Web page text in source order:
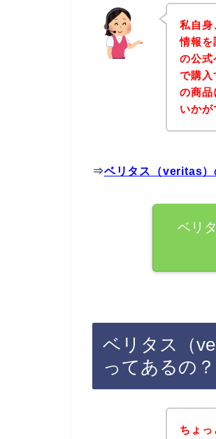
私自
情報を
の公
で購入
の商品
いかが
⇒ベリタス（veritas）
ベリ
ベリタス（
ってあるの？
ちょ